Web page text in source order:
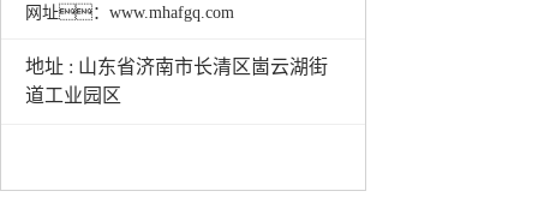
网址：www.mhafgq.com
地址 : 山东省济南市长清区崮云湖街
道工业园区